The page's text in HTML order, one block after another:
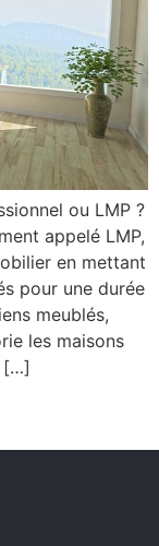
ou LMP ?
appelé LMP,
en mettant
pour une durée
meublés,
les maisons
[…]